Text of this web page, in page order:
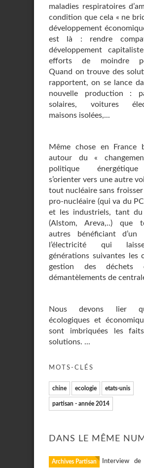
maladies respiratoires
condition que cela « ne
développement
est là : rendre
développement
efforts de moindre
Quand on trouve des
rapportent, on se lance
nouvelle production :
solaires, voitures
maisons isolées,...
Même chose en France
autour du «
politique
s’orienter vers une autre
tout nucléaire sans
pro-nucléaire (qui va du
et les industriels, tant du
(Alstom, Areva,..) que
autres bénéficiant
l’électricité qui
générations suivantes les
gestion des déchets
démantèlements de
Nous devons lier
écologiques et
sont imbriquées les
solutions. ...
MOTS-CLÉS
chine ecologie etats-unis
partisan - année 2014
DANS LE MÊME
Archives Partisan
Interview de